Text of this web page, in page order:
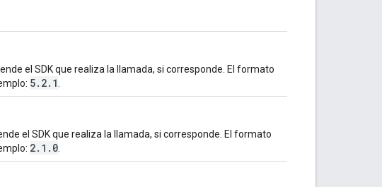
el SDK que realiza la llamada, si corresponde. El formato
5.2.1
el SDK que realiza la llamada, si corresponde. El formato
2.1.0